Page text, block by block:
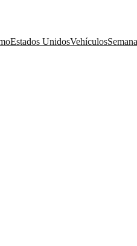
Estados UnidosVehículos